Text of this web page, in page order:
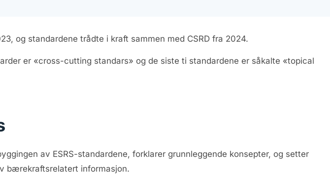
og standardene trådte i kraft sammen med CSRD fra 2024.
er «cross-cutting standars» og de siste ti standardene er såkalte «topical
av ESRS-standardene, forklarer grunnleggende konsepter, og setter
bærekraftsrelatert informasjon.